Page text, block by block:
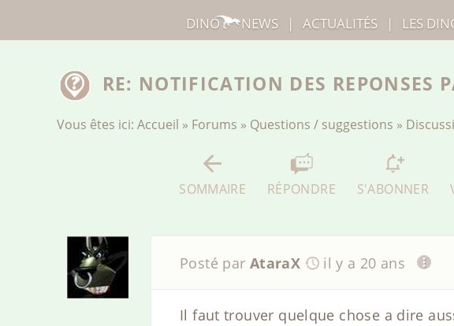
RE: NOTIFICATION DES REPONSES
Vous êtes ici: Accueil » Forums » Questions / suggestions »
SOMMAIRE RÉPONDRE S'ABONNER
Posté par AtaraX il y a 20 ans
Il faut trouver quelque chose a dire
DINO NEWS | ACTUALITÉS | LES